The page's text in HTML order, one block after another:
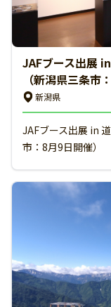
JAFブース出展
（新潟県三条市
新潟県
JAFブース出展 in
市：8月9日開催）